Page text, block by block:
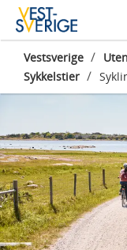
Vestsverige /
Sykkelstier /